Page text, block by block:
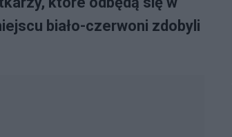
biało-czerwoni zdobyli